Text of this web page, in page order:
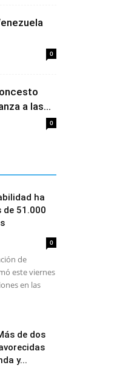
0
a las...
0
ha
de 51.000
0
de
este viernes
en las
de dos
y...